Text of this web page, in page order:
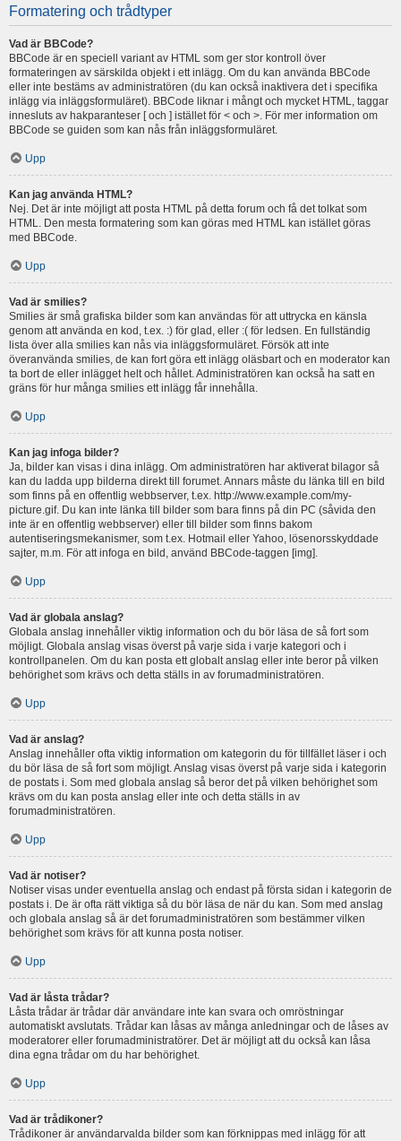
Formatering och trådtyper
Vad är BBCode?
BBCode är en speciell variant av HTML som ger stor kontroll över
formateringen av särskilda objekt i ett inlägg. Om du kan använda BBCode
eller inte bestäms av administratören (du kan också inaktivera det i specifika
inlägg via inläggsformuläret). BBCode liknar i mångt och mycket HTML, taggar
innesluts av hakparanteser [ och ] istället för < och >. För mer information om
BBCode se guiden som kan nås från inläggsformuläret.
Upp
Kan jag använda HTML?
Nej. Det är inte möjligt att posta HTML på detta forum och få det tolkat som
HTML. Den mesta formatering som kan göras med HTML kan istället göras
med BBCode.
Upp
Vad är smilies?
Smilies är små grafiska bilder som kan användas för att uttrycka en känsla
genom att använda en kod, t.ex. :) för glad, eller :( för ledsen. En fullständig
lista över alla smilies kan nås via inläggsformuläret. Försök att inte
överanvända smilies, de kan fort göra ett inlägg oläsbart och en moderator kan
ta bort de eller inlägget helt och hållet. Administratören kan också ha satt en
gräns för hur många smilies ett inlägg får innehålla.
Upp
Kan jag infoga bilder?
Ja, bilder kan visas i dina inlägg. Om administratören har aktiverat bilagor så
kan du ladda upp bilderna direkt till forumet. Annars måste du länka till en bild
som finns på en offentlig webbserver, t.ex. http://www.example.com/my-
picture.gif. Du kan inte länka till bilder som bara finns på din PC (såvida den
inte är en offentlig webbserver) eller till bilder som finns bakom
autentiseringsmekanismer, som t.ex. Hotmail eller Yahoo, lösenorsskyddade
sajter, m.m. För att infoga en bild, använd BBCode-taggen [img].
Upp
Vad är globala anslag?
Globala anslag innehåller viktig information och du bör läsa de så fort som
möjligt. Globala anslag visas överst på varje sida i varje kategori och i
kontrollpanelen. Om du kan posta ett globalt anslag eller inte beror på vilken
behörighet som krävs och detta ställs in av forumadministratören.
Upp
Vad är anslag?
Anslag innehåller ofta viktig information om kategorin du för tillfället läser i och
du bör läsa de så fort som möjligt. Anslag visas överst på varje sida i kategorin
de postats i. Som med globala anslag så beror det på vilken behörighet som
krävs om du kan posta anslag eller inte och detta ställs in av
forumadministratören.
Upp
Vad är notiser?
Notiser visas under eventuella anslag och endast på första sidan i kategorin de
postats i. De är ofta rätt viktiga så du bör läsa de när du kan. Som med anslag
och globala anslag så är det forumadministratören som bestämmer vilken
behörighet som krävs för att kunna posta notiser.
Upp
Vad är låsta trådar?
Låsta trådar är trådar där användare inte kan svara och omröstningar
automatiskt avslutats. Trådar kan låsas av många anledningar och de låses av
moderatorer eller forumadministratörer. Det är möjligt att du också kan låsa
dina egna trådar om du har behörighet.
Upp
Vad är trådikoner?
Trådikoner är användarvalda bilder som kan förknippas med inlägg för att